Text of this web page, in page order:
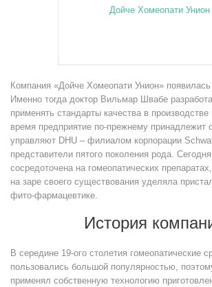
Компания «Дойче Хомеопати Унион»
Именно тогда доктор Вильмар Швабе
применять стандарты качества в
время предприятие по-прежнему принадлежит
управляют DHU – филиалом корпорации
представители пятого поколения рода.
сосредоточена на гомеопатических
на заре своего существования уделяла
фито-фармацевтике.
История
В середине 19-ого столетия гомеопатические
пользовались большой популярностью,
применял собственную технологию